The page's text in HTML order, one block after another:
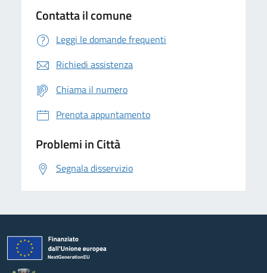
Contatta il comune
Leggi le domande frequenti
Richiedi assistenza
Chiama il numero
Prenota appuntamento
Problemi in Città
Segnala disservizio